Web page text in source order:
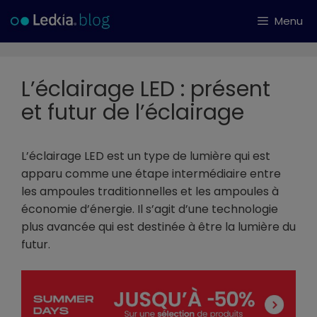
au
contenu
Menu
L’éclairage LED : présent
et futur de l’éclairage
L’éclairage LED est un type de lumière qui est
apparu comme une étape intermédiaire entre
les ampoules traditionnelles et les ampoules à
économie d’énergie. Il s’agit d’une technologie
plus avancée qui est destinée à être la lumière du
futur.